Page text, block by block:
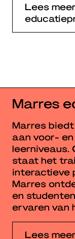
Lees
Marres
Marres
aan voor-
leerniveaus.
staat het
interactieve
Marres
en
ervaren van
Lees